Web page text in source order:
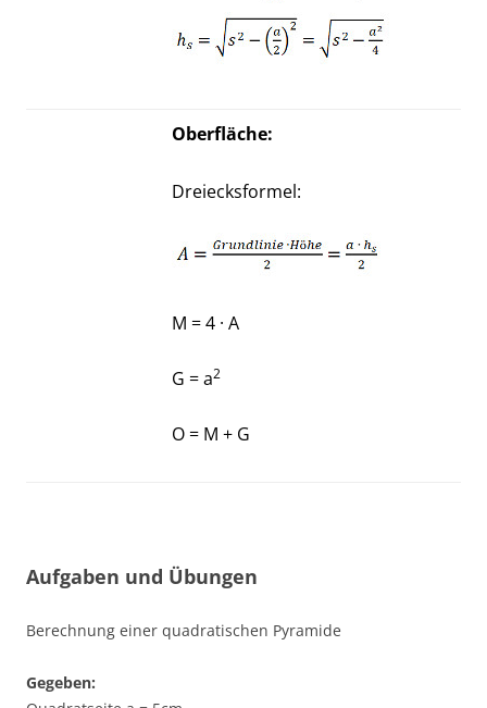
Oberfläche:
Dreiecksformel:
M = 4 · A
G = a2
O = M + G
Aufgaben und Übungen
Berechnung einer quadratischen Pyramide
Gegeben: